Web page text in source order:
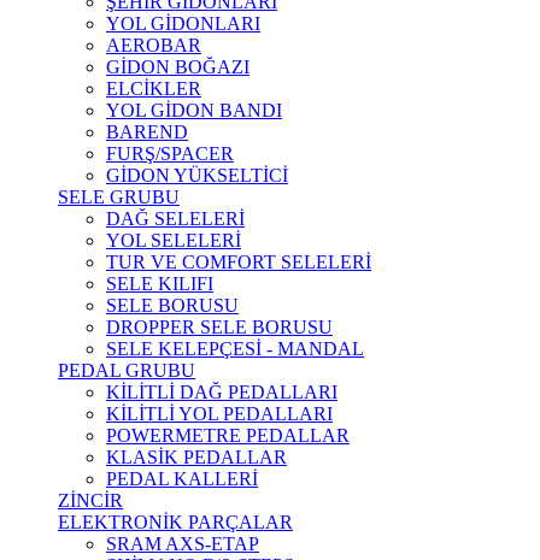
YOL GİDONLARI
AEROBAR
GİDON BOĞAZI
ELCİKLER
YOL GİDON BANDI
BAREND
FURŞ/SPACER
GİDON YÜKSELTİCİ
SELE GRUBU
DAĞ SELELERİ
YOL SELELERİ
TUR VE COMFORT SELELERİ
SELE KILIFI
SELE BORUSU
DROPPER SELE BORUSU
SELE KELEPÇESİ - MANDAL
PEDAL GRUBU
KİLİTLİ DAĞ PEDALLARI
KİLİTLİ YOL PEDALLARI
POWERMETRE PEDALLAR
KLASİK PEDALLAR
PEDAL KALLERİ
ZİNCİR
ELEKTRONİK PARÇALAR
SRAM AXS-ETAP